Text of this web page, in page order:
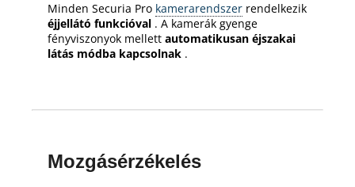
Minden Securia Pro kamerarendszer rendelkezik
éjjellátó funkcióval . A kamerák gyenge
fényviszonyok mellett automatikusan éjszakai
látás módba kapcsolnak .
Mozgásérzékelés